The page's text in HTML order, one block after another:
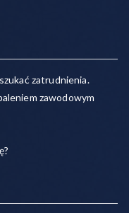
zatrudnienia.
zawodowym